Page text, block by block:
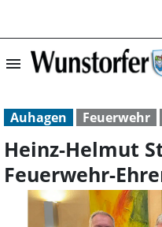
menu
Auhagen Feuerwehr
Heinz-Helmut
Feuerwehr-